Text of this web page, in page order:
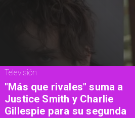
Magazine
Panoramas Día del Niño
Guía para celebrar en familia